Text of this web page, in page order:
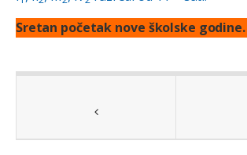
Sretan početak nove školske godine.